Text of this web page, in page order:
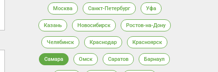
Москва Санкт-Петербург Уфа
Казань Новосибирск Ростов-на-Дону
Челябинск Краснодар Красноярск
Самара Омск Саратов Барнаул